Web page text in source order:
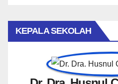
KEPALA SEKOLAH